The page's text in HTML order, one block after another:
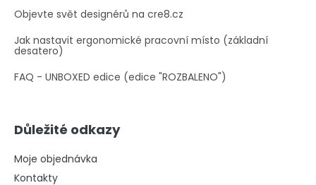
Objevte svět designérů na cre8.cz
Jak nastavit ergonomické pracovní místo (základní
desatero)
FAQ - UNBOXED edice (edice "ROZBALENO")
Důležité odkazy
Moje objednávka
Kontakty